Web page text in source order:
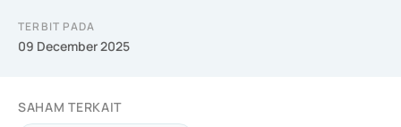
TERBIT PADA
09 December 2025
SAHAM TERKAIT